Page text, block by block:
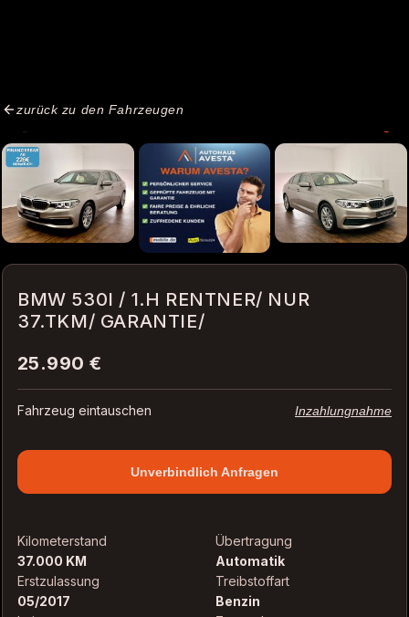
zurück zu den Fahrzeugen
BMW 530I / 1.H RENTNER/ NUR
37.TKM/ GARANTIE/
25.990 €
Fahrzeug eintauschen Inzahlungnahme
Unverbindlich Anfragen
Kilometerstand
37.000 KM
Erstzulassung
05/2017
Übertragung
Automatik
Treibstoffart
Benzin